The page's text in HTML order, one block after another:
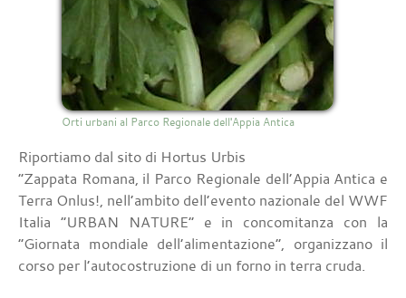
Orti urbani al Parco Regionale dell'Appia Antica
Riportiamo dal sito di Hortus Urbis
“Zappata Romana, il Parco Regionale dell’Appia Antica e
Terra Onlus!, nell’ambito dell’evento nazionale del WWF
Italia “URBAN NATURE” e in concomitanza con la
“Giornata mondiale dell’alimentazione”, organizzano il
corso per l’autocostruzione di un forno in terra cruda.